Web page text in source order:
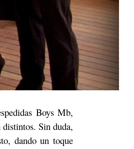
Boys Mb,
Sin duda,
dando un toque